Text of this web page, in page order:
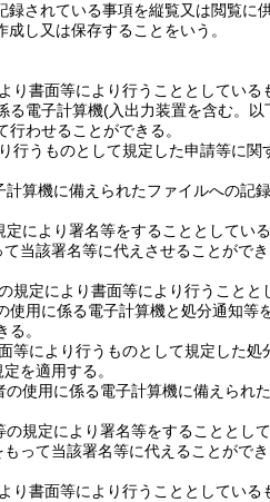
されている事項を縦覧又は閲覧に供
し又は保存することをいう。
書面等により行うこととしてい
る電子計算機(入出力装置を含む。以
行わせることができる。
うものとして規定した申請等に
算機に備えられたファイルへの記
により署名等をすることとしてい
当該署名等に代えさせることができ
定により書面等により行うこと
使用に係る電子計算機と処分通知等
。
により行うものとして規定した
を適用する。
使用に係る電子計算機に備えられ
規定により署名等をすることとし
って当該署名等に代えることができ
り書面等により行うこととしている